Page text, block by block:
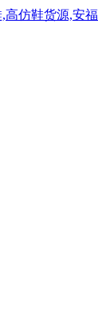
高仿鞋货源,安